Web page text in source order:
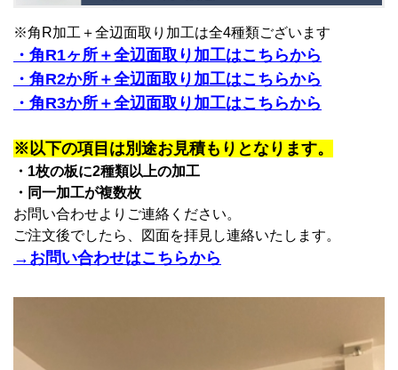
※角R加工＋全辺面取り加工は全4種類ございます
・角R1ヶ所＋全辺面取り加工はこちらから
・角R2か所＋全辺面取り加工はこちらから
・角R3か所＋全辺面取り加工はこちらから
※以下の項目は別途お見積もりとなります。
・1枚の板に2種類以上の加工
・同一加工が複数枚
お問い合わせよりご連絡ください。
ご注文後でしたら、図面を拝見し連絡いたします。
→お問い合わせはこちらから